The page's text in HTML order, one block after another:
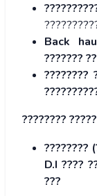
Back
???????
????????
???????? ?????
????????
D.I ????
???